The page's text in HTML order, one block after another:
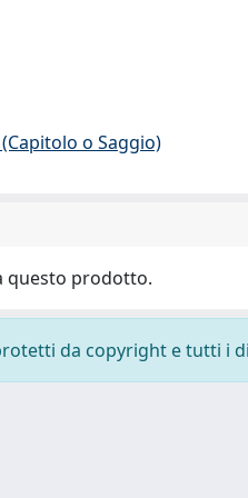
o Saggio)
questo prodotto.
da copyright e tutti i